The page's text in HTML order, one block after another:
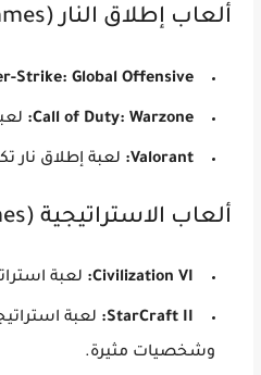
ألعاب إطلاق النار (Shooter Games)
Strike: Global Offensive:
Call of Duty: Warzone:
Valorant: لعبة إطلاق نار
ألعاب الاستراتيجية (Strategy Games)
Civilization VI: لعبة
StarCraft II:
لعبة
وشخصيات مثيرة.